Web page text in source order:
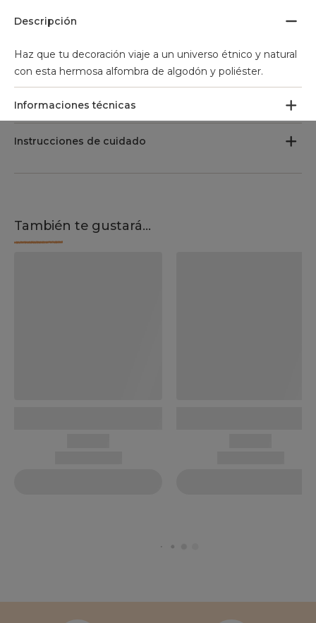
Descripción
Haz que tu decoración viaje a un universo étnico y natural
con esta hermosa alfombra de algodón y poliéster.
Informaciones técnicas
Instrucciones de cuidado
También te gustará...